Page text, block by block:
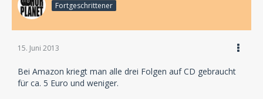
Fortgeschrittener
15. Juni 2013
Bei Amazon kriegt man alle drei Folgen auf CD gebraucht
für ca. 5 Euro und weniger.